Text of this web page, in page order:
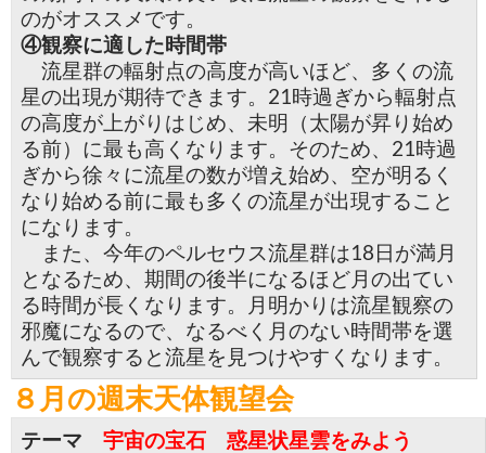
のがオススメです。
④観察に適した時間帯
流星群の輻射点の高度が高いほど、多くの流
星の出現が期待できます。21時過ぎから輻射点
の高度が上がりはじめ、未明（太陽が昇り始め
る前）に最も高くなります。そのため、21時過
ぎから徐々に流星の数が増え始め、空が明るく
なり始める前に最も多くの流星が出現すること
になります。
また、今年のペルセウス流星群は18日が満月
となるため、期間の後半になるほど月の出てい
る時間が長くなります。月明かりは流星観察の
邪魔になるので、なるべく月のない時間帯を選
んで観察すると流星を見つけやすくなります。
８月の週末天体観望会
テーマ
宇宙の宝石 惑星状星雲をみよう